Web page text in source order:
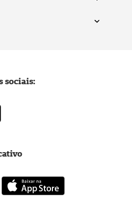
sociais: